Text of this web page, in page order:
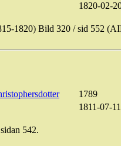
1820-02-
1820) Bild 320 / sid 552
1789
1811-07-11
542.